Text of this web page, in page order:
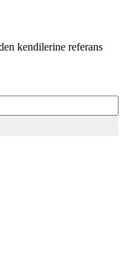
kendilerine referans